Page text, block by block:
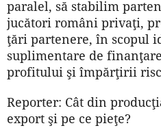
paralel, să stabilim
jucători români privaţi,
ţări partenere, în scopul
suplimentare de
profitului şi împărţirii
Reporter: Cât din
export şi pe ce pieţe?